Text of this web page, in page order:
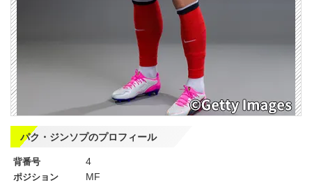
パク・ジンソプのプロフィール
背番号 4
ポジション MF